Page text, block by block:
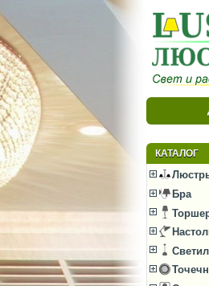
КАТАЛОГ
Бра